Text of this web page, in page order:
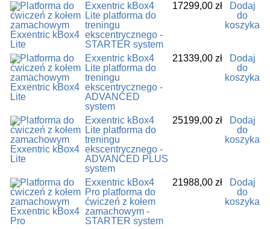
Exxentric kBox4
Lite platforma do
treningu
ekscentrycznego -
STARTER system
17299,00 zł
Dodaj
do
koszyka
Exxentric kBox4
Lite platforma do
treningu
ekscentrycznego -
ADVANCED
system
21339,00 zł
Dodaj
do
koszyka
Exxentric kBox4
Lite platforma do
treningu
ekscentrycznego -
ADVANCED PLUS
system
25199,00 zł
Dodaj
do
koszyka
Exxentric kBox4
Pro platforma do
ćwiczeń z kołem
zamachowym -
STARTER system
21988,00 zł
Dodaj
do
koszyka